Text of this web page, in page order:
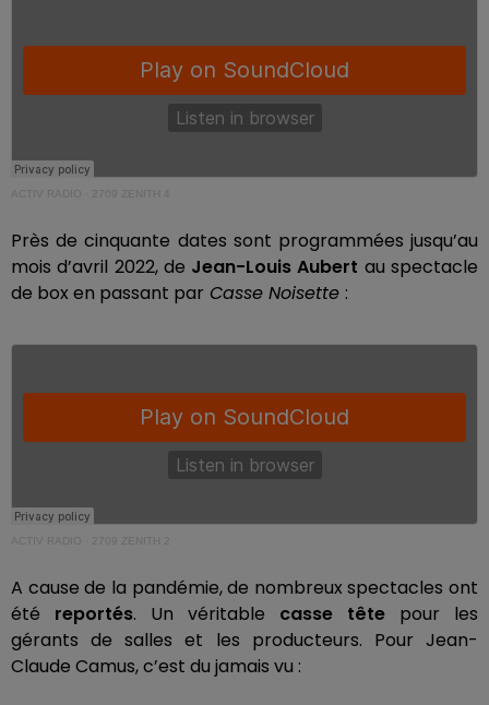
ACTIV RADIO 2709 ZENITH 4
Près de cinquante dates sont programmées jusqu’au
mois d’avril 2022, de Jean-Louis Aubert au spectacle
de box en passant par Casse Noisette :
ACTIV RADIO 2709 ZENITH 2
A cause de la pandémie, de nombreux spectacles ont
été reportés. Un véritable casse tête pour les
gérants de salles et les producteurs. Pour Jean-
Claude Camus, c’est du jamais vu :